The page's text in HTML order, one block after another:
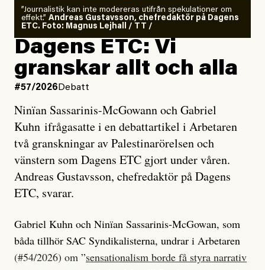
”Journalistik kan inte modereras utifrån spekulationer om
effekt.” Andreas Gustavsson, chefredaktör på Dagens
ETC. Foto: Magnus Lejhall / TT /
Dagens ETC: Vi
granskar allt och alla
#57/2026 Debatt
Ninïan Sassarinis-McGowann och Gabriel
Kuhn ifrågasatte i en debattartikel i Arbetaren
två granskningar av Palestinarörelsen och
vänstern som Dagens ETC gjort under våren.
Andreas Gustavsson, chefredaktör på Dagens
ETC, svarar.
Gabriel Kuhn och Ninïan Sassarinis-McGowan, som
båda tillhör SAC Syndikalisterna, undrar i Arbetaren
(#54/2026) om ”sensationalism borde få styra narrativ